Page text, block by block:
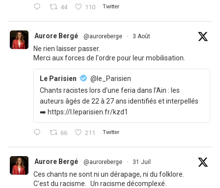
44 110 Twitter
Aurore Bergé @auroreberge · 3 Août
Ne rien laisser passer.
Merci aux forces de l'ordre pour leur mobilisation.
Le Parisien
@le_Parisien
Chants racistes lors d’une feria dans l’Ain : les
auteurs âgés de 22 à 27 ans identifiés et interpellés
➡️ https://l.leparisien.fr/kzd1
66 211 Twitter
Aurore Bergé @auroreberge · 31 Juil
Ces chants ne sont ni un dérapage, ni du folklore.
C'est du racisme. Un racisme décomplexé.